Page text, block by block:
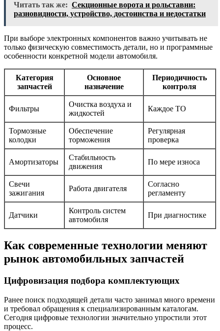
Читать так же: Секционные ворота и рольставни:
разновидности, устройство, достоинства и недостатки
При выборе электронных компонентов важно учитывать не
только физическую совместимость детали, но и программные
особенности конкретной модели автомобиля.
Категория
запчастей
Основное
назначение
Периодичность
контроля
Фильтры
Очистка воздуха и
жидкостей
Каждое ТО
Тормозные
колодки
Обеспечение
торможения
Регулярная
проверка
Амортизаторы
Стабильность
движения
По мере износа
Свечи
зажигания
Работа двигателя
Согласно
регламенту
Датчики
Контроль систем
автомобиля
При диагностике
Как современные технологии меняют
рынок автомобильных запчастей
Цифровизация подбора комплектующих
Ранее поиск подходящей детали часто занимал много времени
и требовал обращения к специализированным каталогам.
Сегодня цифровые технологии значительно упростили этот
процесс.